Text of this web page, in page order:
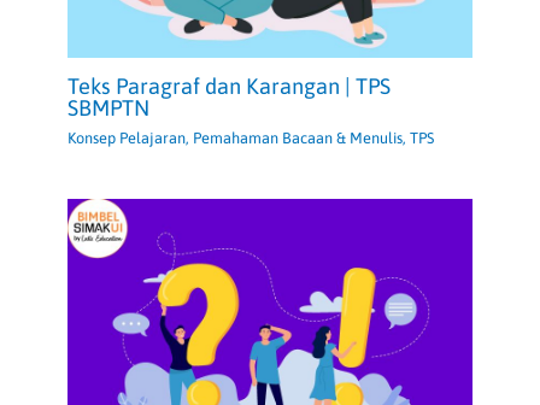
Teks Paragraf dan Karangan | TPS
SBMPTN
Konsep Pelajaran, Pemahaman Bacaan & Menulis,TPS